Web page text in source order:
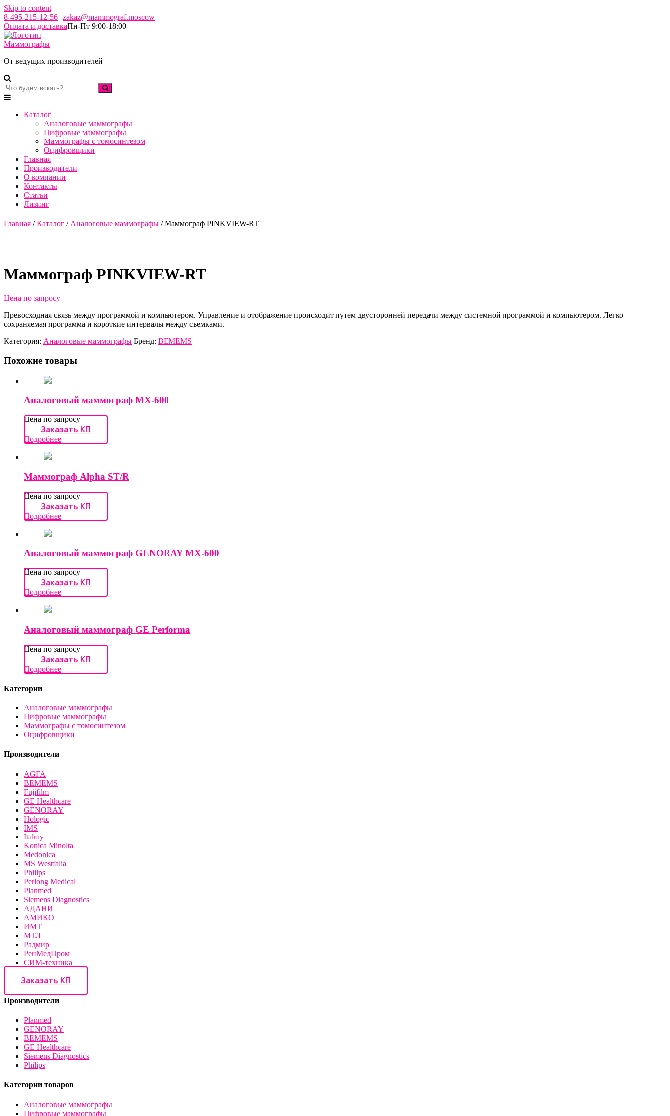
Skip to content
8-495-215-12-56 zakaz@mammograf.moscow
Оплата и доставкаПн-Пт 9:00-18:00
Маммографы
От ведущих производителей
Каталог
Аналоговые маммографы
Цифровые маммографы
Маммографы с томосинтезом
Оцифровщики
Главная
Производители
О компании
Контакты
Статьи
Лизинг
Главная /Каталог /Аналоговые маммографы / Маммограф PINKVIEW-RT
Маммограф PINKVIEW-RT
Цена по запросу
Превосходная связь между программой и компьютером. Управление и отображение происходит путем двусторонней передачи между системной программой и компьютером. Легко
сохраняемая программа и короткие интервалы между съемками.
Категория: Аналоговые маммографы Бренд: BEMEMS
Похожие товары
Аналоговый маммограф MX-600
Цена по запросу
Заказать КП
Подробнее
Маммограф Alpha ST/R
Цена по запросу
Заказать КП
Подробнее
Аналоговый маммограф GENORAY MX-600
Цена по запросу
Заказать КП
Подробнее
Аналоговый маммограф GE Performa
Цена по запросу
Заказать КП
Подробнее
Категории
Аналоговые маммографы
Цифровые маммографы
Маммографы с томосинтезом
Оцифровщики
Производители
AGFA
BEMEMS
Fujifilm
GE Healthcare
GENORAY
Hologic
IMS
Italray
Konica Minolta
Medonica
MS Westfalia
Philips
Perlong Medical
Planmed
Siemens Diagnostics
АДАНИ
АМИКО
ИМТ
МТЛ
Радмир
РенМедПром
СИМ-техника
Заказать КП
Производители
Planmed
GENORAY
BEMEMS
GE Healthcare
Siemens Diagnostics
Philips
Категории товаров
Аналоговые маммографы
Цифровые маммографы